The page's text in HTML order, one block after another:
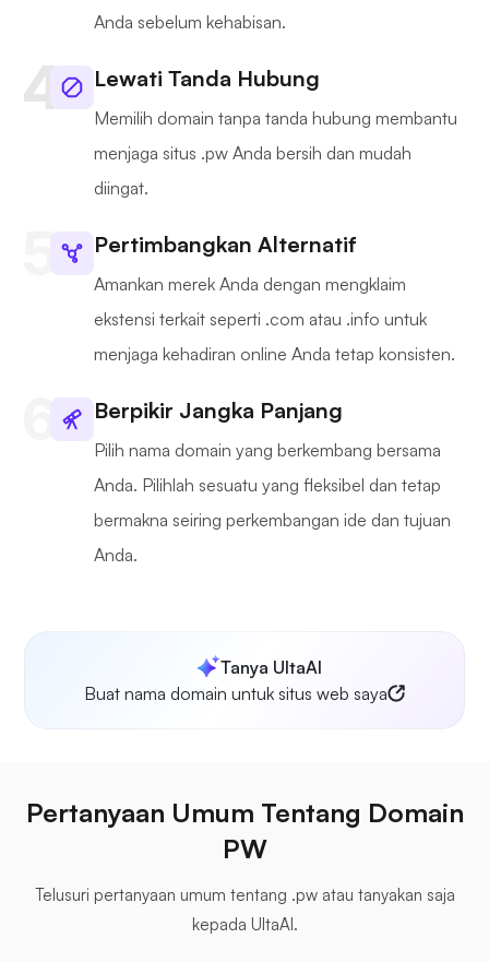
Anda sebelum kehabisan.
Lewati Tanda Hubung
Memilih domain tanpa tanda hubung membantu
menjaga situs .pw Anda bersih dan mudah
diingat.
Pertimbangkan Alternatif
Amankan merek Anda dengan mengklaim
ekstensi terkait seperti .com atau .info untuk
menjaga kehadiran online Anda tetap konsisten.
Berpikir Jangka Panjang
Pilih nama domain yang berkembang bersama
Anda. Pilihlah sesuatu yang fleksibel dan tetap
bermakna seiring perkembangan ide dan tujuan
Anda.
Tanya UltaAI
Buat nama domain untuk situs web saya
Pertanyaan Umum Tentang Domain
PW
Telusuri pertanyaan umum tentang .pw atau tanyakan saja
kepada UltaAI.